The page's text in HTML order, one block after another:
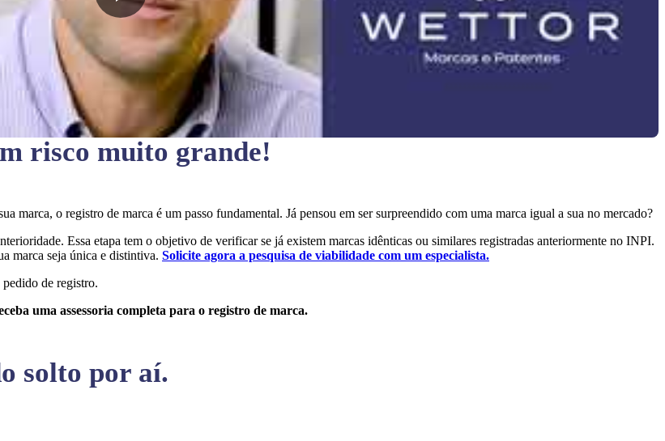
risco muito grande!
marca, o registro de marca é um passo fundamental. Já pensou em ser surpreendido com uma marca igual a sua no mercado?
Essa etapa tem o objetivo de verificar se já existem marcas idênticas ou similares registradas anteriormente no INPI.
marca seja única e distintiva. Solicite agora a pesquisa de viabilidade com um especialista.
de registro.
uma assessoria completa para o registro de marca.
solto por aí.